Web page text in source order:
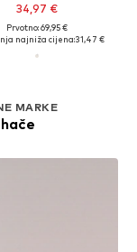
34,97 €
Prvotno: 69,95 €
najniža cijena:31,47 €
MARKE